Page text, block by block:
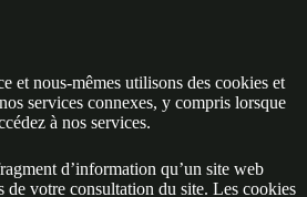
et nous-mêmes utilisons des cookies et
services connexes, y compris lorsque
à nos services.
d’information qu’un site web
de votre consultation du site. Les cookies